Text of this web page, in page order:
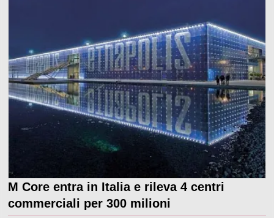
M Core entra in Italia e rileva 4 centri
commerciali per 300 milioni